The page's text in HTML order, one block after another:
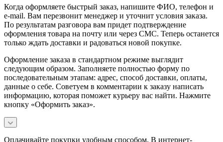
Когда оформляете быстрый заказ, напишите ФИО, телефон и
e-mail. Вам перезвонит менеджер и уточнит условия заказа.
По результатам разговора вам придет подтверждение
оформления товара на почту или через СМС. Теперь останется
только ждать доставки и радоваться новой покупке.
Оформление заказа в стандартном режиме выглядит
следующим образом. Заполняете полностью форму по
последовательным этапам: адрес, способ доставки, оплаты,
данные о себе. Советуем в комментарии к заказу написать
информацию, которая поможет курьеру вас найти. Нажмите
кнопку «Оформить заказ».
Оплачивайте покупки удобным способом. В интернет-